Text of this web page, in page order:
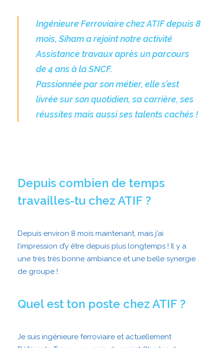
Ingénieure Ferroviaire chez ATIF depuis 8
mois, Siham a rejoint notre activité
Assistance travaux après un parcours
de 4 ans à la SNCF.
Passionnée par son métier, elle s’est
livrée sur son quotidien, sa carrière, ses
réussites mais aussi ses talents cachés !
Depuis combien de temps
travailles-tu chez ATIF ?
Depuis environ 8 mois maintenant, mais j’ai
l’impression d’y être depuis plus longtemps ! Il y a
une très très bonne ambiance et une belle synergie
de groupe !
Quel est ton poste chez ATIF ?
Je suis ingénieure ferroviaire et actuellement